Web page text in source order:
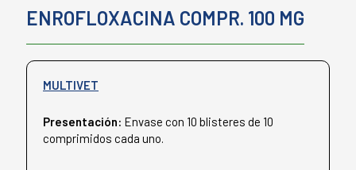
ENROFLOXACINA COMPR. 100 MG
MULTIVET
Presentación: Envase con 10 blisteres de 10
comprimidos cada uno.